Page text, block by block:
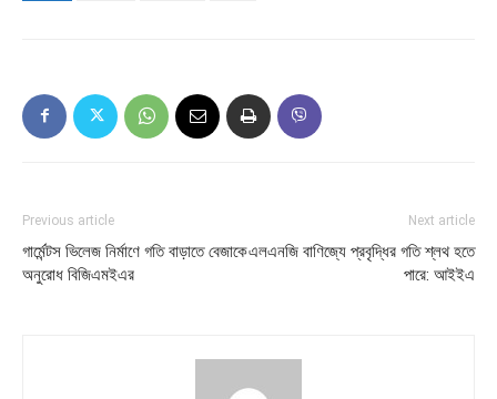
Previous article
গার্মেন্টস ভিলেজ নির্মাণে গতি বাড়াতে বেজাকে
অনুরোধ বিজিএমইএর
Next article
এলএনজি বাণিজ্যে প্রবৃদ্ধির গতি শ্লথ হতে
পারে: আইইএ